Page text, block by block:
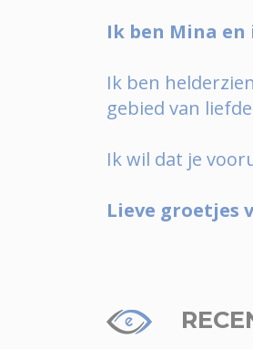
Ik ben Mina
Ik ben
gebied van
Ik wil dat je
Lieve groetjes